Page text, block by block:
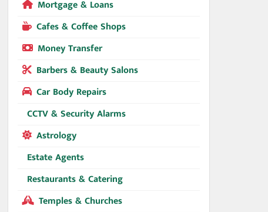
Mortgage & Loans
Cafes & Coffee Shops
Money Transfer
Barbers & Beauty Salons
Car Body Repairs
CCTV & Security Alarms
Astrology
Estate Agents
Restaurants & Catering
Temples & Churches